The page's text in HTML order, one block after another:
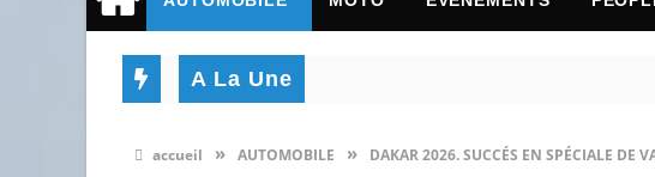
A La Une
accueil » AUTOMOBILE » DAKAR 2026. SUCCÉS EN SPÉCIALE DE